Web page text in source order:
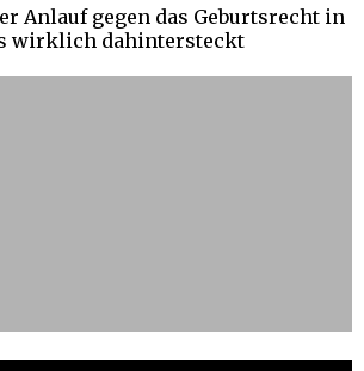
Anlauf gegen das Geburtsrecht in
wirklich dahintersteckt